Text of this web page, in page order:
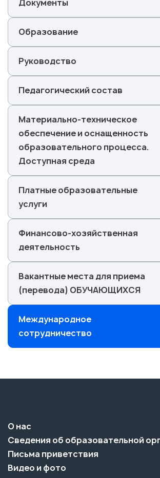
Документы
Образование
Руководство
Педагогический состав
Материально-техническое
обеспечение и оснащенность
образовательного процесса.
Доступная среда
Платные образовательные
услуги
Финансово-хозяйственная
деятельность
Вакантные места для приема
(перевода) ОБУЧАЮЩИХСЯ
Международное
сотрудничество
О нас
Сведения об образовательной
Письма приветствия
Видео и фото